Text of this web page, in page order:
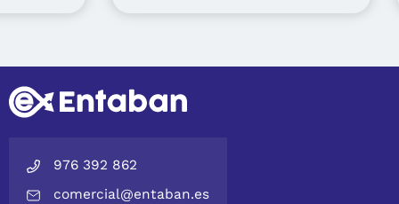
976 392 862
comercial@entaban.es